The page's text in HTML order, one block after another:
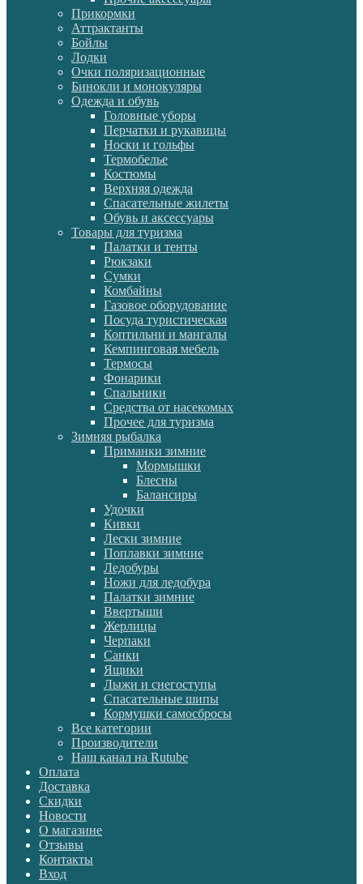
Прикормки
Аттрактанты
Бойлы
Лодки
Очки поляризационные
Бинокли и монокуляры
Одежда и обувь
Головные уборы
Перчатки и рукавицы
Носки и гольфы
Термобелье
Костюмы
Верхняя одежда
Спасательные жилеты
Обувь и аксессуары
Товары для туризма
Палатки и тенты
Рюкзаки
Сумки
Комбайны
Газовое оборудование
Посуда туристическая
Коптильни и мангалы
Кемпинговая мебель
Термосы
Фонарики
Спальники
Средства от насекомых
Прочее для туризма
Зимняя рыбалка
Приманки зимние
Мормышки
Блесны
Балансиры
Удочки
Кивки
Лески зимние
Поплавки зимние
Ледобуры
Ножи для ледобура
Палатки зимние
Ввертыши
Жерлицы
Черпаки
Санки
Ящики
Лыжи и снегоступы
Спасательные шипы
Кормушки самосбросы
Все категории
Производители
Наш канал на Rutube
Оплата
Доставка
Скидки
Новости
О магазине
Отзывы
Контакты
Вход